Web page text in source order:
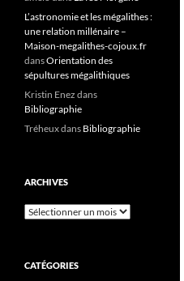
L’astronomie et les mégalithes :
une relation millénaire –
Maison-megalithes-cojoux.fr
dansOrientation des
sépultures mégalithiques
Kristin Enez dans
Bibliographie
Tréheuxdans Bibliographie
ARCHIVES
Archives
CATÉGORIES